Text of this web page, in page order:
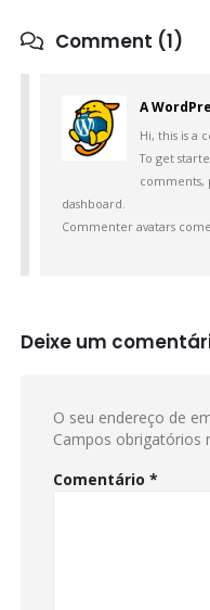
Comment (1)
A
Hi, this is a
To get
comments,
dashboard.
Commenter avatars
Deixe um
O seu endereço de
Campos
Comentário*